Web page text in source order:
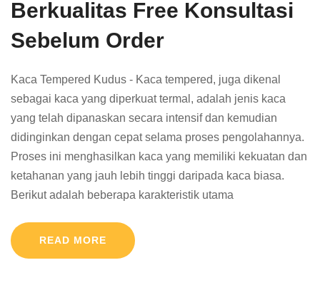
Berkualitas Free Konsultasi
Sebelum Order
Kaca Tempered Kudus - Kaca tempered, juga dikenal
sebagai kaca yang diperkuat termal, adalah jenis kaca
yang telah dipanaskan secara intensif dan kemudian
didinginkan dengan cepat selama proses pengolahannya.
Proses ini menghasilkan kaca yang memiliki kekuatan dan
ketahanan yang jauh lebih tinggi daripada kaca biasa.
Berikut adalah beberapa karakteristik utama
READ MORE